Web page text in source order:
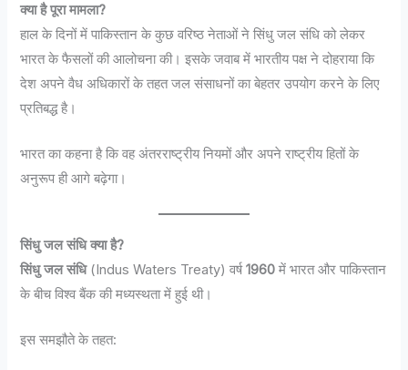
क्या है पूरा मामला?
हाल के दिनों में पाकिस्तान के कुछ वरिष्ठ नेताओं ने सिंधु जल संधि को लेकर
भारत के फैसलों की आलोचना की। इसके जवाब में भारतीय पक्ष ने दोहराया कि
देश अपने वैध अधिकारों के तहत जल संसाधनों का बेहतर उपयोग करने के लिए
प्रतिबद्ध है।
भारत का कहना है कि वह अंतरराष्ट्रीय नियमों और अपने राष्ट्रीय हितों के
अनुरूप ही आगे बढ़ेगा।
सिंधु जल संधि क्या है?
सिंधु जल संधि(Indus Waters Treaty) वर्ष1960 में भारत और पाकिस्तान
के बीच विश्व बैंक की मध्यस्थता में हुई थी।
इस समझौते के तहत: